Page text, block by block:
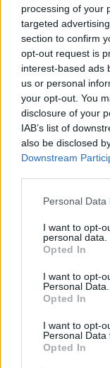
processing of your
targeted
section to confirm
opt-out request is
interest-based ads
us or personal
your opt-out. You
disclosure of your
IAB’s list of
also be disclosed
Downstream
Personal
I want to opt-
personal data.
Opted In
I want to opt-
Personal Data.
Opted In
I want to opt-
Personal Data
Opted In
νεκρός στην
περιοδείας
Για μια
“Love Will Tear
Peter Hook,
Division.